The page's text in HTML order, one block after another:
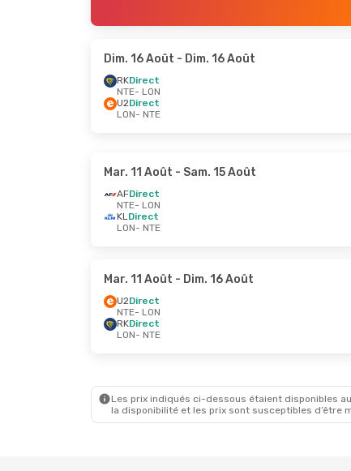
Dim. 16 Août - Dim. 16 Août
RKDirect
NTE- LON
U2Direct
LON- NTE
Mar. 11 Août - Sam. 15 Août
AFDirect
NTE- LON
KLDirect
LON- NTE
Mar. 11 Août - Dim. 16 Août
U2Direct
NTE- LON
RKDirect
LON- NTE
Les prix indiqués ci-dessous étaient disponibles
la disponibilité et les prix sont susceptibles d’être